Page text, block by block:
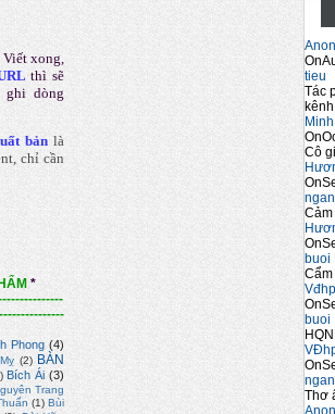
tieu
Tác
Cô
buoi
Vđhp
buoi
Thơ
Viết xong,
thì sẽ
ghi dòng
bản là
chỉ cần
*
Phong (4)
(2) BÀN
Bích Ái (3)
Trang
(1) Bùi